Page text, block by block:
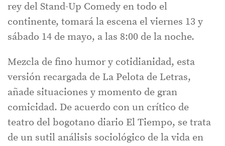
rey del Stand-Up Comedy en todo el
continente, tomará la escena el viernes 13 y
sábado 14 de mayo, a las 8:00 de la noche.
Mezcla de fino humor y cotidianidad, esta
versión recargada de La Pelota de Letras,
añade situaciones y momento de gran
comicidad. De acuerdo con un crítico de
teatro del bogotano diario El Tiempo, se trata
de un sutil análisis sociológico de la vida en